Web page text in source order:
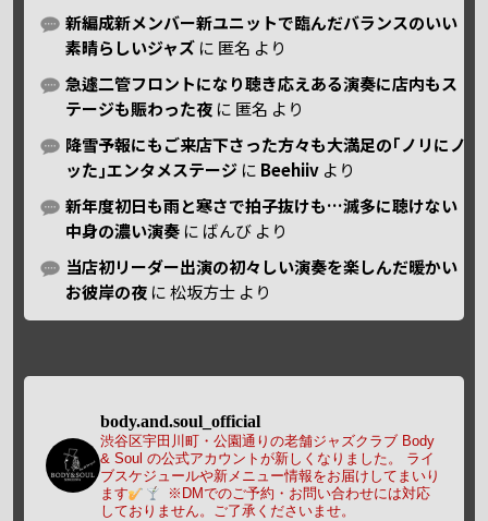
新編成新メンバー新ユニットで臨んだバランスのいい
素晴らしいジャズ に 匿名 より
急遽二管フロントになり聴き応えある演奏に店内もス
テージも賑わった夜 に 匿名 より
降雪予報にもご来店下さった方々も大満足の｢ノリにノ
ッた｣エンタメステージ に Beehiiv より
新年度初日も雨と寒さで拍子抜けも…滅多に聴けない
中身の濃い演奏 に ばんび より
当店初リーダー出演の初々しい演奏を楽しんだ暖かい
お彼岸の夜 に松坂方士 より
body.and.soul_official
渋谷区宇田川町・公園通りの老舗ジャズクラブ Body
& Soul の公式アカウントが新しくなりました。
ライ
ブスケジュールや新メニュー情報をお届けしてまいり
ます
※DMでのご予約・お問い合わせには対応
しておりません。ご了承くださいませ。